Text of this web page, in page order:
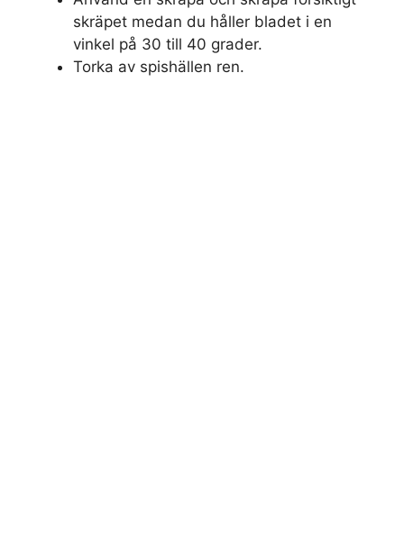
skräpet medan du håller bladet i en
vinkel på 30 till 40 grader.
Torka av spishällen ren.